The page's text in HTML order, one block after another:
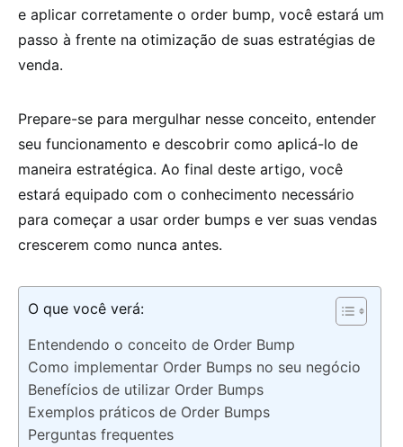
e aplicar corretamente o order bump, você estará um
passo à frente na otimização de suas estratégias de
venda.
Prepare-se para mergulhar nesse conceito, entender
seu funcionamento e descobrir como aplicá-lo de
maneira estratégica. Ao final deste artigo, você
estará equipado com o conhecimento necessário
para começar a usar order bumps e ver suas vendas
crescerem como nunca antes.
O que você verá:
Entendendo o conceito de Order Bump
Como implementar Order Bumps no seu negócio
Benefícios de utilizar Order Bumps
Exemplos práticos de Order Bumps
Perguntas frequentes